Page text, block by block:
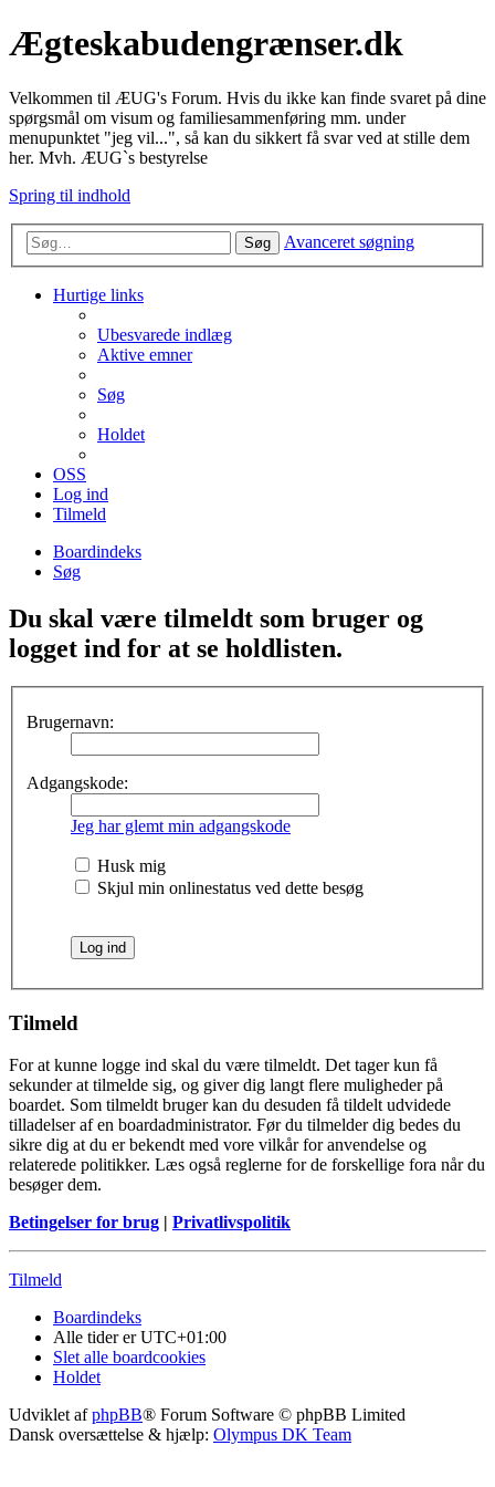
Ægteskabudengrænser.dk
Velkommen til ÆUG's Forum. Hvis du ikke kan finde svaret på dine
spørgsmål om visum og familiesammenføring mm. under
menupunktet "jeg vil...", så kan du sikkert få svar ved at stille dem
her. Mvh. ÆUG`s bestyrelse
Spring til indhold
Søg Avanceret søgning
Hurtige links
Ubesvarede indlæg
Aktive emner
Søg
Holdet
OSS
Log ind
Tilmeld
Boardindeks
Søg
Du skal være tilmeldt som bruger og
logget ind for at se holdlisten.
Brugernavn:
Adgangskode:
Jeg har glemt min adgangskode
Husk mig
Skjul min onlinestatus ved dette besøg
Tilmeld
For at kunne logge ind skal du være tilmeldt. Det tager kun få
sekunder at tilmelde sig, og giver dig langt flere muligheder på
boardet. Som tilmeldt bruger kan du desuden få tildelt udvidede
tilladelser af en boardadministrator. Før du tilmelder dig bedes du
sikre dig at du er bekendt med vore vilkår for anvendelse og
relaterede politikker. Læs også reglerne for de forskellige fora når du
besøger dem.
Betingelser for brug | Privatlivspolitik
Tilmeld
Boardindeks
Alle tider erUTC+01:00
Slet alle boardcookies
Holdet
Udviklet afphpBB® Forum Software © phpBB Limited
Dansk oversættelse & hjælp: Olympus DK Team